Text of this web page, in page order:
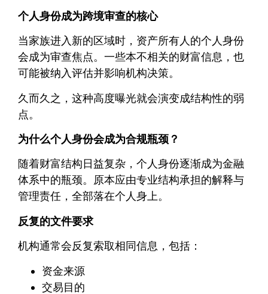
个人身份成为跨境审查的核心
当家族进入新的区域时，资产所有人的个人身份
会成为审查焦点。一些本不相关的财富信息，也
可能被纳入评估并影响机构决策。
久而久之，这种高度曝光就会演变成结构性的弱
点。
为什么个人身份会成为合规瓶颈？
随着财富结构日益复杂，个人身份逐渐成为金融
体系中的瓶颈。原本应由专业结构承担的解释与
管理责任，全部落在个人身上。
反复的文件要求
机构通常会反复索取相同信息，包括：
资金来源
交易目的